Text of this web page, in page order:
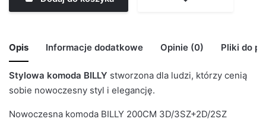
Opis Informacje dodatkowe Opinie (0) Pliki do
Stylowa komoda BILLY stworzona dla ludzi, którzy cenią
sobie nowoczesny styl i elegancję.
Nowoczesna komoda BILLY 200CM 3D/3SZ+2D/2SZ
Waga 29 kg
Kolor Korpus Szary Mat
🙁 Nie ma jeszcze opinii o tym produkcie..
product may leave a review.
BRAK MODELU 3D
BILLY_200CM_3D3SZ_2D2SZ